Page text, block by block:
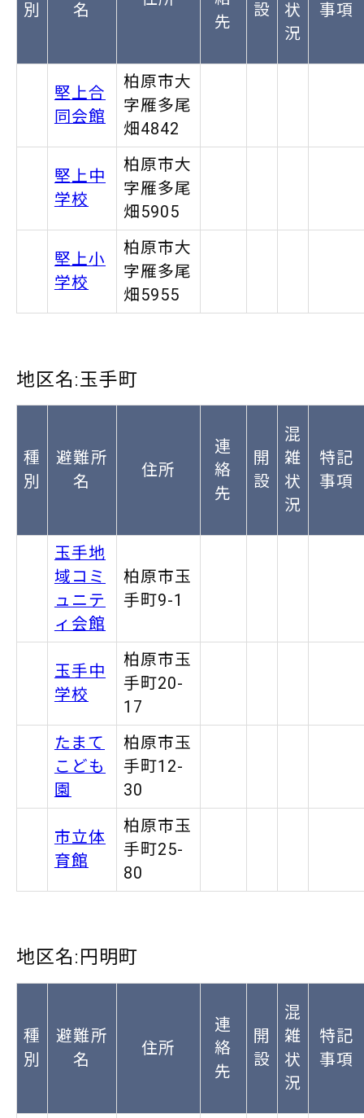
別 名
先
設
状
況
事項
堅上合
同会館
柏原市大
字雁多尾
畑4842
堅上中
学校
柏原市大
字雁多尾
畑5905
堅上小
学校
柏原市大
字雁多尾
畑5955
地区名:玉手町
種
別
避難所
名
住所
連
絡
先
開
設
混
雑
状
況
特記
事項
玉手地
域コミ
ュニテ
ィ会館
柏原市玉
手町9-1
玉手中
学校
柏原市玉
手町20-
17
たまて
こども
園
柏原市玉
手町12-
30
市立体
育館
柏原市玉
手町25-
80
地区名:円明町
種
別
避難所
名
住所
連
絡
先
開
設
混
雑
状
況
特記
事項